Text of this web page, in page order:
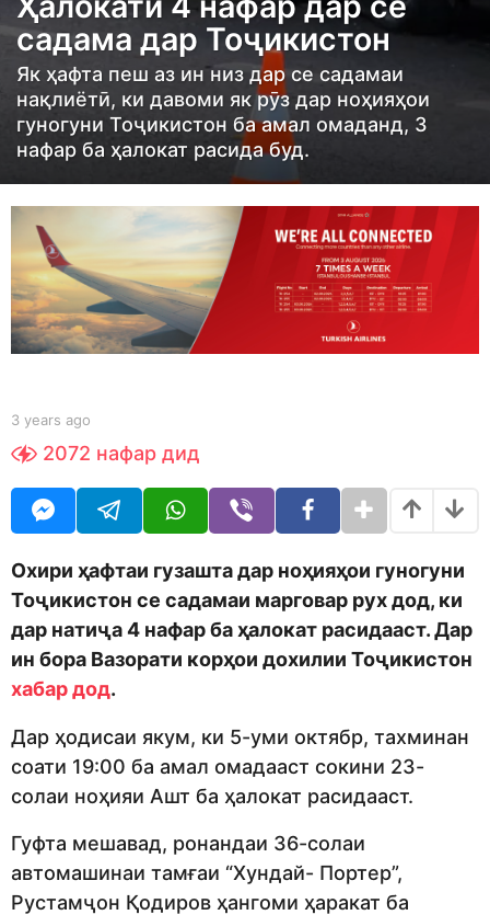
a
r
s
a
g
o
3
y
a
r
s
o
садама дар Тоҷикистон
Як ҳафта пеш аз ин низ дар се садамаи
нақлиётӣ, ки давоми як рӯз дар ноҳияҳои
гуногуни Тоҷикистон ба амал омаданд, 3
нафар ба ҳалокат расида буд.
b
S
h
d
o
3 years ago
e
g
2072 нафар дид
Охири ҳафтаи гузашта дар ноҳияҳои гуногуни
Тоҷикистон се садамаи марговар рух дод, ки
дар натиҷа 4 нафар ба ҳалокат расидааст. Дар
ин бора Вазорати корҳои дохилии Тоҷикистон
хабар дод.
Дар ҳодисаи якум, ки 5-уми октябр, тахминан
соати 19:00 ба амал омадааст сокини 23-
солаи ноҳияи Ашт ба ҳалокат расидааст.
Гуфта мешавад, ронандаи 36-солаи
автомашинаи тамғаи “Хундай- Портер”,
Рустамҷон Қодиров ҳангоми ҳаракат ба